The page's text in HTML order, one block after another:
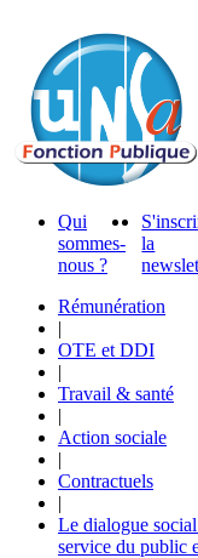
Qui
sommes-
nous ?
la
Rémunération
|
OTE et DDI
|
Travail & santé
|
Action sociale
|
Contractuels
|
Le dialogue
service du public